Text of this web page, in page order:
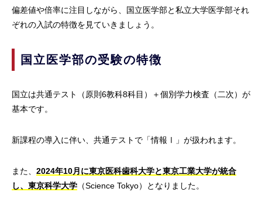
偏差値や倍率に注目しながら、国立医学部と私立大学医学部それ
ぞれの入試の特徴を見ていきましょう。
国立医学部の受験の特徴
国立は共通テスト（原則6教科8科目）＋個別学力検査（二次）が
基本です。
新課程の導入に伴い、共通テストで「情報Ⅰ」が扱われます。
また、 2024年10月に東京医科歯科大学と東京工業大学が統合
し、東京科学大学 （Science Tokyo）となりました。